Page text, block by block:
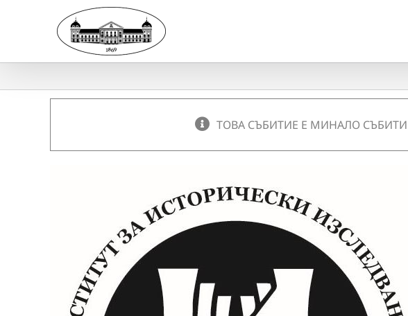
ТОВА СЪБИТИЕ Е МИНАЛО